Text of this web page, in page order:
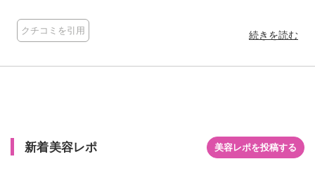
ンといえば独自の香りが気になりますが、こちらはほとんど感
じないので使いやすいと感じました。 ほんのりラメ感のある紫
クチコミを引用 続きを読む
新着美容レポ 美容レポを投稿する